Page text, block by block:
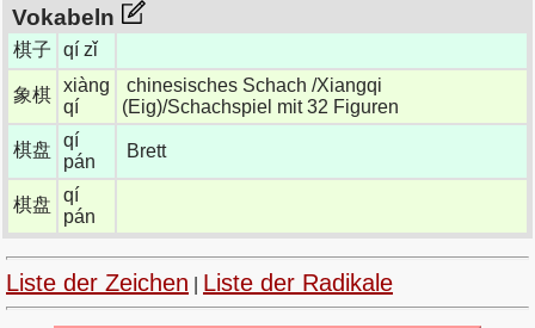
Vokabeln
棋子 qí zǐ
象棋 xiàng
qí
chinesisches Schach /Xiangqi
(Eig)/Schachspiel mit 32 Figuren
棋盘
qí
pán
Brett
棋盘
qí
pán
Liste der Zeichen Liste der Radikale